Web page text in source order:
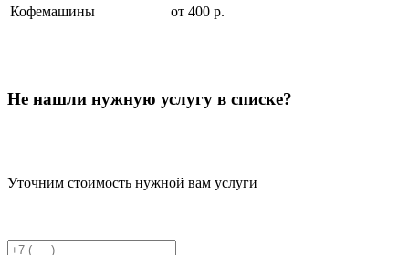
Кофемашины
от 400 р.
Не нашли нужную услугу в списке?
Уточним стоимость нужной вам услуги